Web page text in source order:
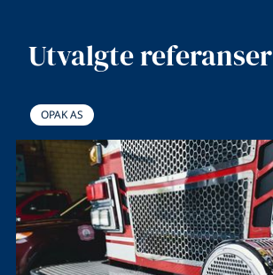
Utvalgte referanser
OPAK AS